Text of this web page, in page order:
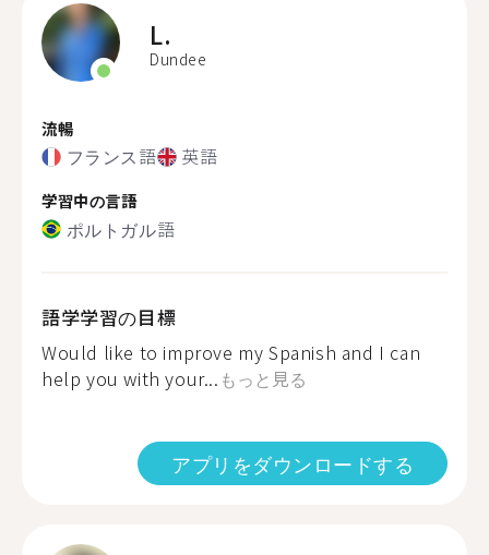
L.
Dundee
流暢
フランス語 英語
学習中の言語
ポルトガル語
語学学習の目標
Would like to improve my Spanish and I can
help you with your... もっと見る
アプリをダウンロードする